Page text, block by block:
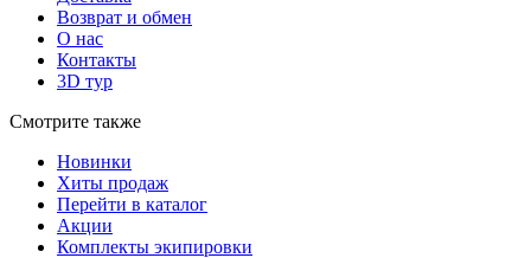
Возврат и обмен
О нас
Контакты
3D тур
Смотрите также
Новинки
Хиты продаж
Перейти в каталог
Акции
Комплекты экипировки